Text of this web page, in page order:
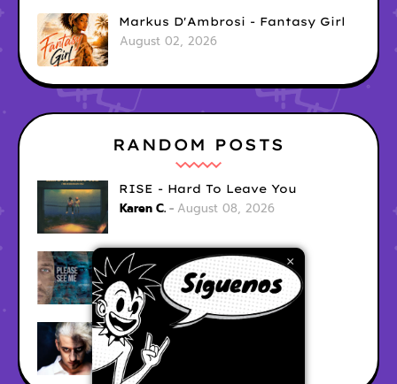
×
Markus D'Ambrosi - Fantasy Girl
August 02, 2026
RANDOM POSTS
RISE - Hard To Leave You
Karen C. August 08, 2026
Ari Fraser - Let Her Go
Karen C. August 08, 2026
Smii - Red City Lights
Karen C.